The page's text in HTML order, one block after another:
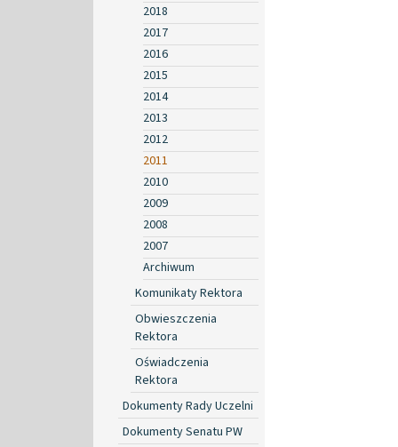
2018
2017
2016
2015
2014
2013
2012
2011
2010
2009
2008
2007
Archiwum
Komunikaty Rektora
Obwieszczenia
Rektora
Oświadczenia
Rektora
Dokumenty Rady Uczelni
Dokumenty Senatu PW